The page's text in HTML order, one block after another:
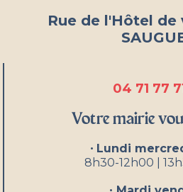
Rue de l'Hôtel de
04 71 77
Votre mairie
• Lundi
8h30-12h00 |